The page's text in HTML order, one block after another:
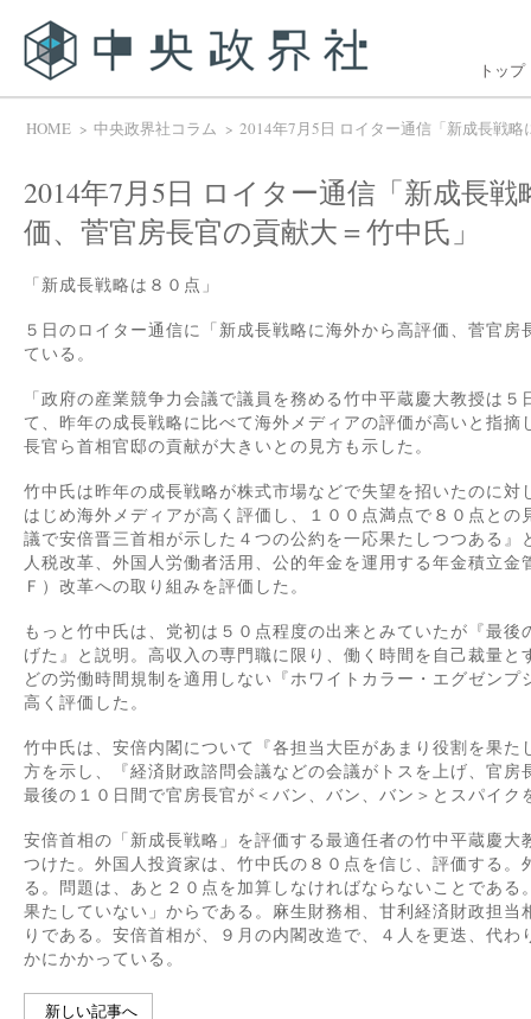
トップ
HOME 中央政界社コラム 2014年7月5日 ロイター通信「新成長戦
2014年7月5日 ロイター通信「新成長
価、菅官房長官の貢献大＝竹中氏」
「新成長戦略は８０点」
５日のロイター通信に「新成長戦略に海外から高評価、菅官
ている。
「政府の産業競争力会議で議員を務める竹中平蔵慶大教授は
て、昨年の成長戦略に比べて海外メディアの評価が高いと指
長官ら首相官邸の貢献が大きいとの見方も示した。
竹中氏は昨年の成長戦略が株式市場などで失望を招いたのに
はじめ海外メディアが高く評価し、１００点満点で８０点と
議で安倍晋三首相が示した４つの公約を一応果たしつつある
人税改革、外国人労働者活用、公的年金を運用する年金積立
Ｆ）改革への取り組みを評価した。
もっと竹中氏は、党初は５０点程度の出来とみていたが『最
げた』と説明。高収入の専門職に限り、働く時間を自己裁量
どの労働時間規制を適用しない『ホワイトカラー・エグゼン
高く評価した。
竹中氏は、安倍内閣について『各担当大臣があまり役割を果
方を示し、『経済財政諮問会議などの会議がトスを上げ、官
最後の１０日間で官房長官が＜バン、バン、バン＞とスパイク
安倍首相の「新成長戦略」を評価する最適任者の竹中平蔵慶
つけた。外国人投資家は、竹中氏の８０点を信じ、評価する
る。問題は、あと２０点を加算しなければならないことであ
果たしていない」からである。麻生財務相、甘利経済財政担
りである。安倍首相が、９月の内閣改造で、４人を更迭、代
かにかかっている。
新しい記事へ